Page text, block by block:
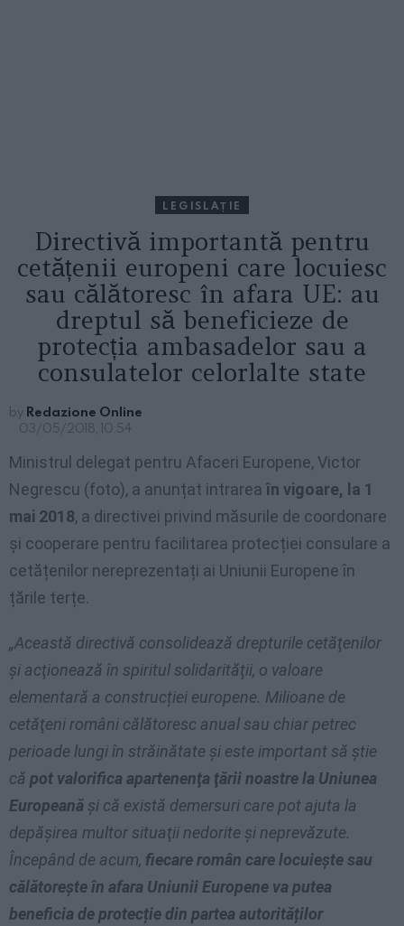
LEGISLAȚIE
Directivă importantă pentru
cetățenii europeni care locuiesc
sau călătoresc în afara UE: au
dreptul să beneficieze de
protecția ambasadelor sau a
consulatelor celorlalte state
by Redazione Online
03/05/2018, 10:54
Ministrul delegat pentru Afaceri Europene, Victor
Negrescu (foto), a anunțat intrarea în vigoare, la 1
mai 2018, a directivei privind măsurile de coordonare
și cooperare pentru facilitarea protecției consulare a
cetățenilor nereprezentați ai Uniunii Europene în
țările terțe.
„Această directivă consolidează drepturile cetăţenilor
și acţionează în spiritul solidarităţii, o valoare
elementară a construcției europene. Milioane de
cetăţeni români călătoresc anual sau chiar petrec
perioade lungi în străinătate şi este important să ştie
că pot valorifica apartenenţa ţării noastre la Uniunea
Europeană şi că există demersuri care pot ajuta la
depăşirea multor situaţii nedorite şi neprevăzute.
Începând de acum, fiecare român care locuieşte sau
călătoreşte în afara Uniunii Europene va putea
beneficia de protecție din partea autorităților